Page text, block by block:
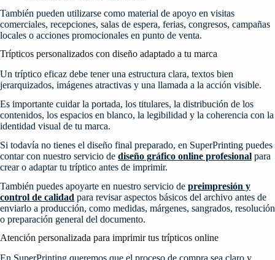
También pueden utilizarse como material de apoyo en visitas
comerciales, recepciones, salas de espera, ferias, congresos, campañas
locales o acciones promocionales en punto de venta.
Trípticos personalizados con diseño adaptado a tu marca
Un tríptico eficaz debe tener una estructura clara, textos bien
jerarquizados, imágenes atractivas y una llamada a la acción visible.
Es importante cuidar la portada, los titulares, la distribución de los
contenidos, los espacios en blanco, la legibilidad y la coherencia con la
identidad visual de tu marca.
Si todavía no tienes el diseño final preparado, en SuperPrinting puedes
contar con nuestro servicio de diseño gráfico online profesional para
crear o adaptar tu tríptico antes de imprimir.
También puedes apoyarte en nuestro servicio de preimpresión y
control de calidad para revisar aspectos básicos del archivo antes de
enviarlo a producción, como medidas, márgenes, sangrados, resolución
o preparación general del documento.
Atención personalizada para imprimir tus trípticos online